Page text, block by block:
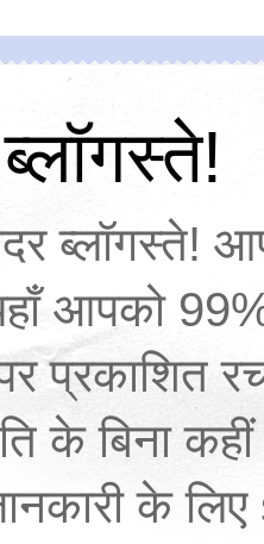
ब्लॉगस्ते!
आपको
प्रकाशित
के बिना
के लिए